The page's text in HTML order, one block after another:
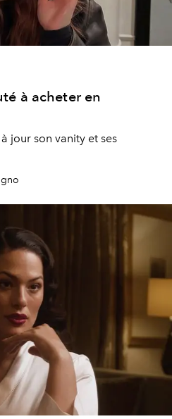
à acheter en
jour son vanity et ses